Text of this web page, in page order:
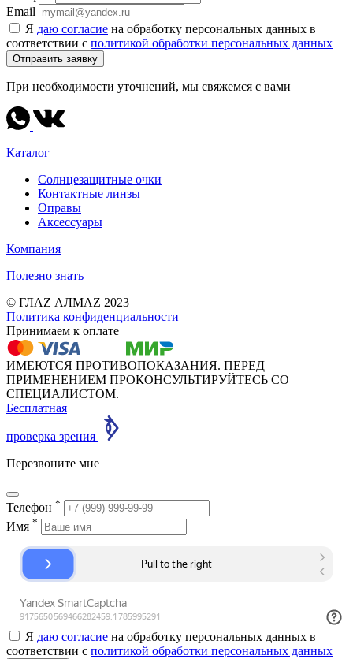
Email
Я даю согласие на обработку персональных данных в
соответствии с политикой обработки персональных данных
Отправить заявку
При необходимости уточнений, мы свяжемся с вами
Каталог
Солнцезащитные очки
Контактные линзы
Оправы
Аксессуары
Компания
Полезно знать
© ГЛАZ АЛМАZ 2023
Политика конфиденциальности
Принимаем к оплате
ИМЕЮТСЯ ПРОТИВОПОКАЗАНИЯ. ПЕРЕД
ПРИМЕНЕНИЕМ ПРОКОНСУЛЬТИРУЙТЕСЬ СО
СПЕЦИАЛИСТОМ.
Бесплатная
проверка зрения
Перезвоните мне
Телефон *
Имя *
Я даю согласие на обработку персональных данных в
соответствии с политикой обработки персональных данных